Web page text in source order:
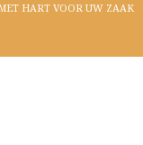
HART VOOR UW ZAAK